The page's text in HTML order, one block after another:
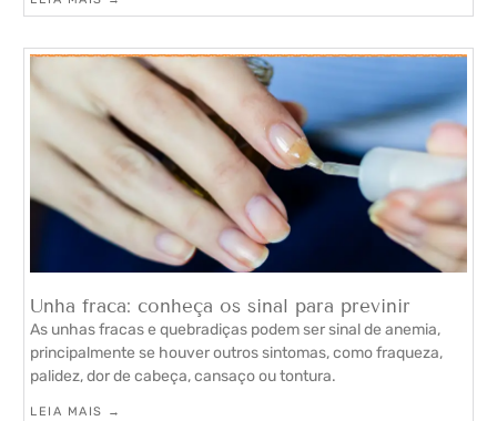
Unha fraca: conheça os sinal para previnir
As unhas fracas e quebradiças podem ser sinal de anemia,
principalmente se houver outros sintomas, como fraqueza,
palidez, dor de cabeça, cansaço ou tontura.
LEIA MAIS →